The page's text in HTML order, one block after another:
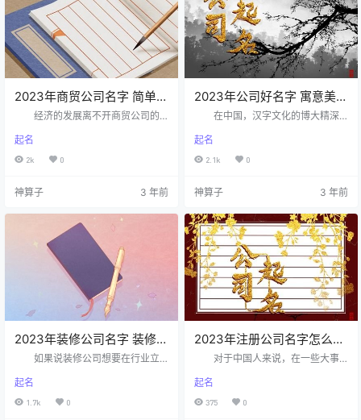
力的，这才会有良好的公司形象呈
现出来，又或者说，公司建立在哪
座…
业经营种类、地理位置、产品的质
量和服务等等，将这些方面一一逐
字逐…
2023年商贸公司名字 简单大
气的公司名字
经济的发展离不开商贸公司的
来诸多红利，也是基于此，让越来
越多的投资者将目光瞄准到商贸公
名才能让公司立足于市场，并站稳
析 要注意通用性 随着改革
开放，文化交流以及全球经济一体
化等概念的实施，因此想要贸易公
司有更加国际化的市场，大家在起
名时除了要注意公司名字好听外，
还要注意公…
起名
2k 0
神算子 3 年前
2023年公司好名字 寓意美好
的公司名字
在中国，汉字文化的博大精深
名应用普遍更是大众认可的，因
此，我们了解一家公司好与不好，
的联系，那么，该如何给2023年新
技巧说明 名字符合行业 一
个具有行业特色的公司名字，能够
让客户看到我们对业务的熟练和理
解。正如内行人看门道，具有行业
特色的名字能够体现专业，精准的
吸引有…
起名
2.1k 0
神算子 3 年前
2023年装修公司名字 装修公
司起名字吉利
如果说装修公司想要在行业立
研究，这是关乎装修公司能不能有
好的发展，也关乎着装修公司能不
能有好的客源，因此，好的装修公
起名
1.7k 0
2023年注册公司名字怎么取
好通过的名字大全
对于中国人来说，在一些大事
意，包括什么时候开业，公司要取
什么样的公司名，而这一切都能够
助力公司有好的发展，都能催旺公
起名
375 0